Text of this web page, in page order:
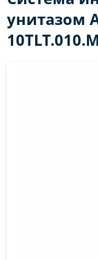
унитазом